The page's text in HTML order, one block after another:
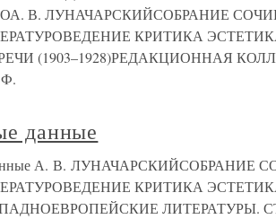
В. ЛУНАЧАРСКИЙСОБРАНИЕ
КРИТИКА
(1903–1928)РЕДАКЦИОННАЯ
Ф.
данные
А. В. ЛУНАЧАРСКИЙСОБРАНИЕ
КРИТИКА
ЛИТЕРАТУРЫ.